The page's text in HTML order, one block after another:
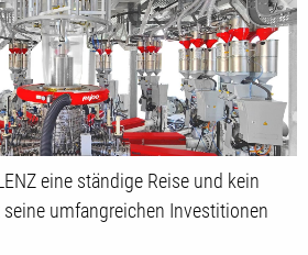
eine ständige Reise und kein
umfangreichen Investitionen